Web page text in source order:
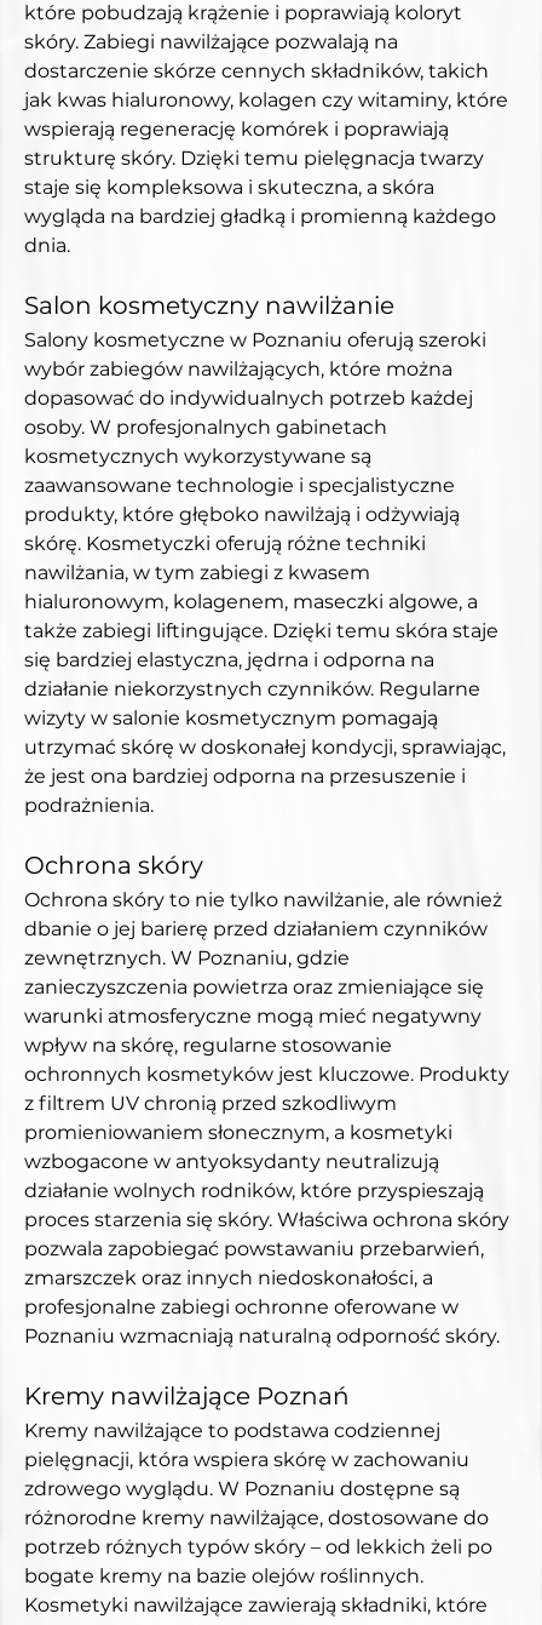
które pobudzają krążenie i poprawiają koloryt
skóry. Zabiegi nawilżające pozwalają na
dostarczenie skórze cennych składników, takich
jak kwas hialuronowy, kolagen czy witaminy, które
wspierają regenerację komórek i poprawiają
strukturę skóry. Dzięki temu pielęgnacja twarzy
staje się kompleksowa i skuteczna, a skóra
wygląda na bardziej gładką i promienną każdego
dnia.
Salon kosmetyczny nawilżanie
Salony kosmetyczne w Poznaniu oferują szeroki
wybór zabiegów nawilżających, które można
dopasować do indywidualnych potrzeb każdej
osoby. W profesjonalnych gabinetach
kosmetycznych wykorzystywane są
zaawansowane technologie i specjalistyczne
produkty, które głęboko nawilżają i odżywiają
skórę. Kosmetyczki oferują różne techniki
nawilżania, w tym zabiegi z kwasem
hialuronowym, kolagenem, maseczki algowe, a
także zabiegi liftingujące. Dzięki temu skóra staje
się bardziej elastyczna, jędrna i odporna na
działanie niekorzystnych czynników. Regularne
wizyty w salonie kosmetycznym pomagają
utrzymać skórę w doskonałej kondycji, sprawiając,
że jest ona bardziej odporna na przesuszenie i
podrażnienia.
Ochrona skóry
Ochrona skóry to nie tylko nawilżanie, ale również
dbanie o jej barierę przed działaniem czynników
zewnętrznych. W Poznaniu, gdzie
zanieczyszczenia powietrza oraz zmieniające się
warunki atmosferyczne mogą mieć negatywny
wpływ na skórę, regularne stosowanie
ochronnych kosmetyków jest kluczowe. Produkty
z filtrem UV chronią przed szkodliwym
promieniowaniem słonecznym, a kosmetyki
wzbogacone w antyoksydanty neutralizują
działanie wolnych rodników, które przyspieszają
proces starzenia się skóry. Właściwa ochrona skóry
pozwala zapobiegać powstawaniu przebarwień,
zmarszczek oraz innych niedoskonałości, a
profesjonalne zabiegi ochronne oferowane w
Poznaniu wzmacniają naturalną odporność skóry.
Kremy nawilżające Poznań
Kremy nawilżające to podstawa codziennej
pielęgnacji, która wspiera skórę w zachowaniu
zdrowego wyglądu. W Poznaniu dostępne są
różnorodne kremy nawilżające, dostosowane do
potrzeb różnych typów skóry – od lekkich żeli po
bogate kremy na bazie olejów roślinnych.
Kosmetyki nawilżające zawierają składniki, które